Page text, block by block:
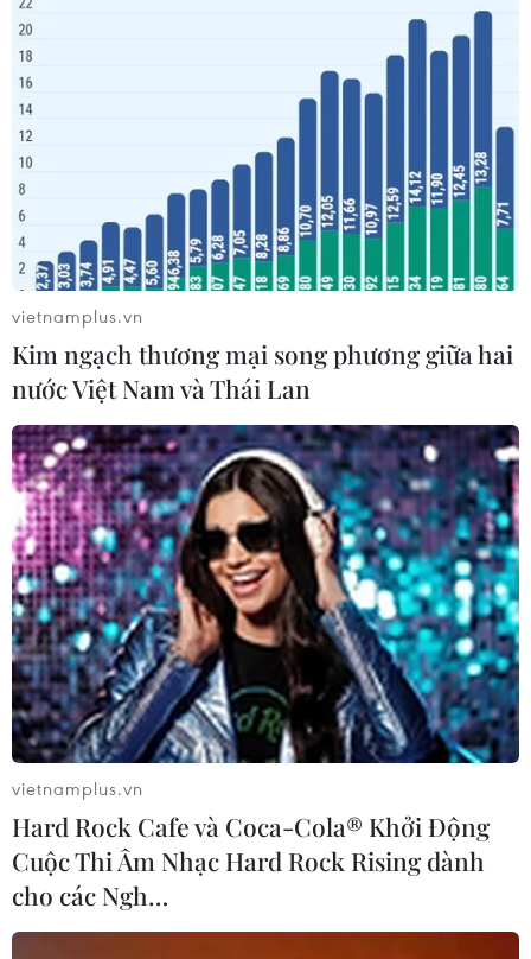
Tunisia: Máy bay quân sự rơi trong khi
huấn luyện, 2 người chết
15/07/2016 02:38
Ngày 14/7, một máy bay trực thăng quân sự đang trong
quá trình huấn luyện đã bị rơi gần sân bay Sfax-Thyna,
cách thủ đô Tunis 260km về phía Nam, khiến 2 binh sỹ
thiệt mạng.
vietnamplus.vn
Kim ngạch thương mại song phương giữa hai
nước Việt Nam và Thái Lan
vietnamplus.vn
Hard Rock Cafe và Coca-Cola® Khởi Động
Cuộc Thi Âm Nhạc Hard Rock Rising dành
cho các Ngh…